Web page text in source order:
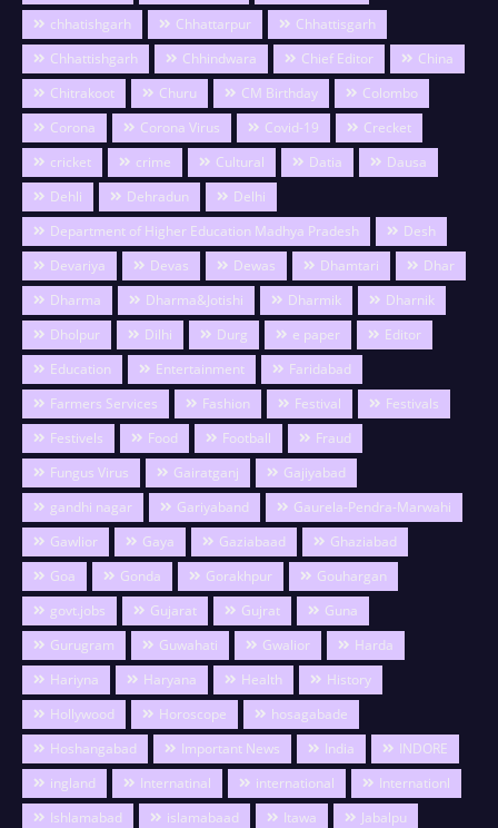
chhatishgarh
Chhattarpur
Chhattisgarh
Chhattishgarh
Chhindwara Chief Editor
China
Chitrakoot
Churu CM Birthday
Colombo
Corona
Corona Virus Covid-19
Crecket
cricket
crime Cultural Datia
Dausa
Dehli
Dehradun
Delhi
Department of Higher Education Madhya Pradesh
Desh
Devariya
Devas Dewas Dhamtari
Dhar
Dharma
Dharma&Jotishi Dharmik
Dharnik
Dholpur
Dilhi Durg e paper
Editor
Education
Entertainment
Faridabad
Farmers Services
Fashion Festival
Festivals
Festivels
Food Football
Fraud
Fungus Virus
Gairatganj
Gajiyabad
gandhi nagar
Gariyaband
Gaurela-Pendra-Marwahi
Gawlior
Gaya Gaziabaad
Ghaziabad
Goa
Gonda Gorakhpur
Gouhargan
govt.jobs
Gujarat Gujrat
Guna
Gurugram
Guwahati Gwalior
Harda
Hariyna
Haryana Health
History
Hollywood
Horoscope
hosagabade
Hoshangabad
Important News India
INDORE
ingland
Internatinal international
Internationl
Ishlamabad
islamabaad Itawa
Jabalpu